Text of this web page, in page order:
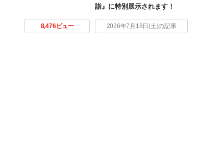
詣』に特別展示されます！
8,476ビュー 2026年7月18日(土)の記事